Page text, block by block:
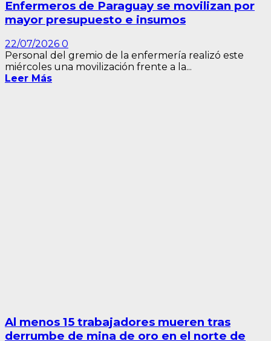
Enfermeros de Paraguay se movilizan por
mayor presupuesto e insumos
22/07/2026 0
Personal del gremio de la enfermería realizó este
miércoles una movilización frente a la...
Leer Más
Al menos 15 trabajadores mueren tras
derrumbe de mina de oro en el norte de